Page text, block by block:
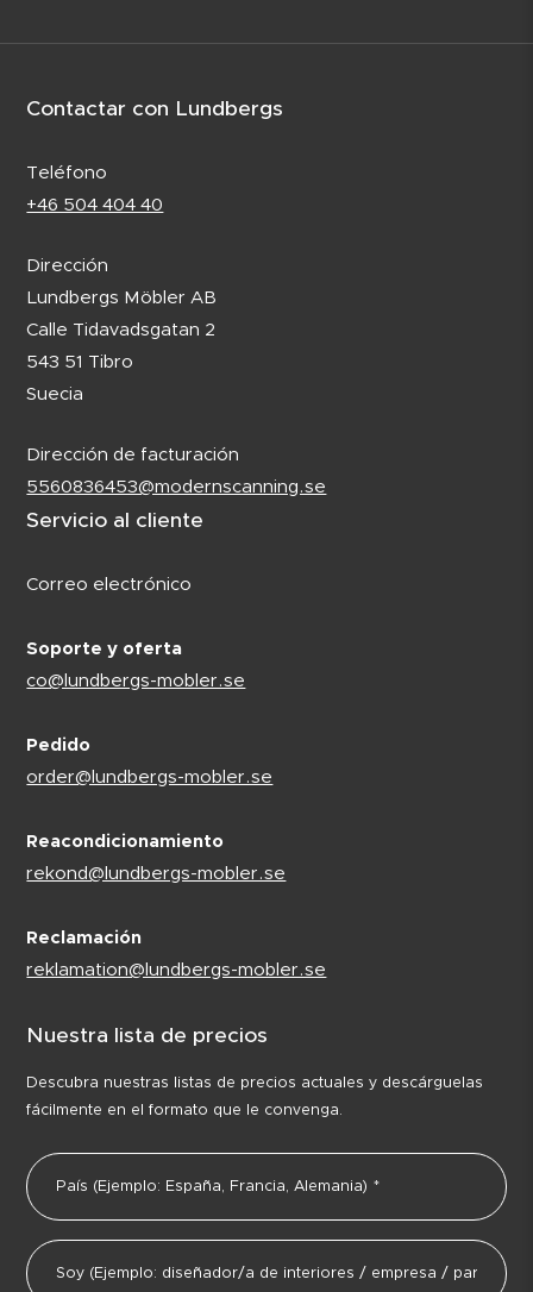
Contactar con Lundbergs
Teléfono
+46 504 404 40
Dirección
Lundbergs Möbler AB
Calle Tidavadsgatan 2
543 51 Tibro
Suecia
Dirección de facturación
5560836453@modernscanning.se
Servicio al cliente
Correo electrónico
Soporte y oferta
co@lundbergs-mobler.se
Pedido
order@lundbergs-mobler.se
Reacondicionamiento
rekond@lundbergs-mobler.se
Reclamación
reklamation@lundbergs-mobler.se
Nuestra lista de precios
Descubra nuestras listas de precios actuales y descárguelas
fácilmente en el formato que le convenga.